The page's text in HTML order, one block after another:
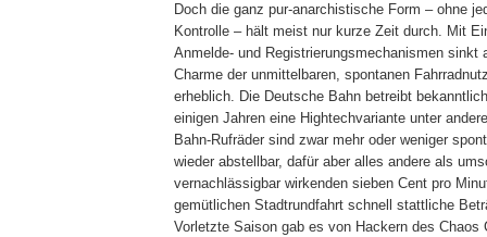
Doch die ganz pur-anarchistische Form – ohne
Kontrolle – hält meist nur kurze Zeit durch. Mit
Anmelde- und Registrierungsmechanismen sinkt
Charme der unmittelbaren, spontanen
erheblich. Die Deutsche Bahn betreibt
einigen Jahren eine Hightechvariante unter
Bahn-Rufräder sind zwar mehr oder weniger
wieder abstellbar, dafür aber alles andere als
vernachlässigbar wirkenden sieben Cent pro
gemütlichen Stadtrundfahrt schnell stattliche
Vorletzte Saison gab es von Hackern des Chaos